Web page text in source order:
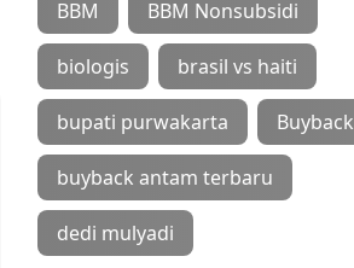
BBM BBM Nonsubsidi
biologis brasil vs haiti
bupati purwakarta Buyback
buyback antam terbaru
dedi mulyadi